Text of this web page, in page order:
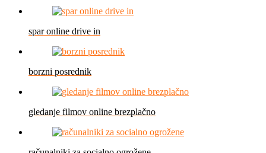
spar online drive in
borzni posrednik
gledanje filmov online brezplačno